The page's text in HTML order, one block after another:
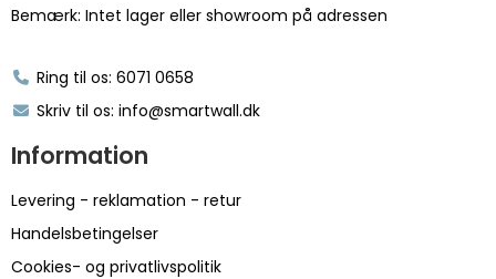
Bemærk: Intet lager eller showroom på adressen
Ring til os: 6071 0658
Skriv til os: info@smartwall.dk
Information
Levering - reklamation - retur
Handelsbetingelser
Cookies- og privatlivspolitik